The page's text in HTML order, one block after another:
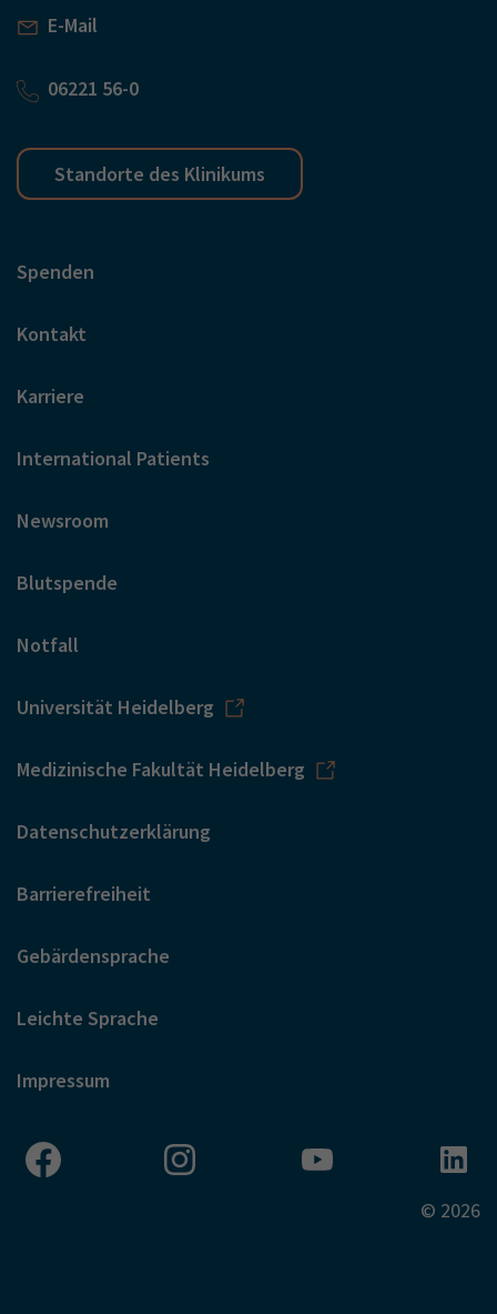
E-Mail
06221 56-0
Standorte des Klinikums
Spenden
Kontakt
Karriere
International Patients
Newsroom
Blutspende
Notfall
Universität Heidelberg
Medizinische Fakultät Heidelberg
Datenschutzerklärung
Barrierefreiheit
Gebärdensprache
Leichte Sprache
Impressum
© 2026